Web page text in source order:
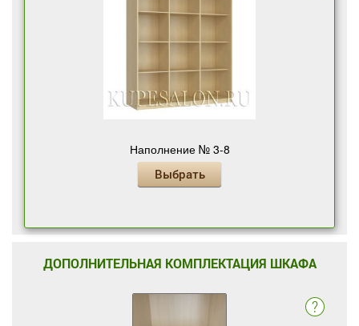
Наполнение № 3-8
Выбрать
ДОПОЛНИТЕЛЬНАЯ КОМПЛЕКТАЦИЯ ШКАФА